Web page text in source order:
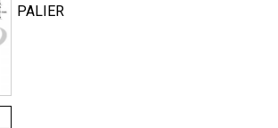
PALIER